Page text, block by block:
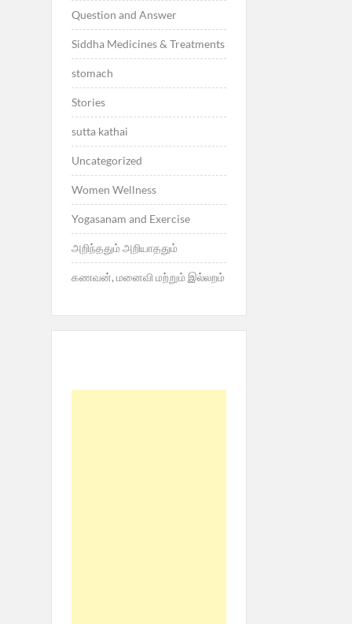
Question and Answer
Siddha Medicines & Treatments
stomach
Stories
sutta kathai
Uncategorized
Women Wellness
Yogasanam and Exercise
அறிந்ததும் அறியாததும்
கணவன், மனைவி மற்றும் இல்லறம்